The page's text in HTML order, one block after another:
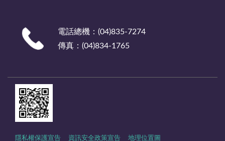
電話總機：(04)835-7274
傳真：(04)834-1765
隱私權保護宣告 資訊安全政策宣告 地理位置圖